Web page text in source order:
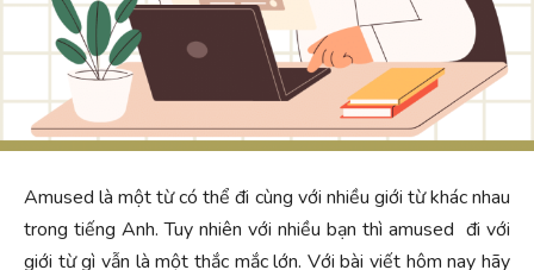
Amused là một từ có thể đi cùng với nhiều giới từ khác nhau
trong tiếng Anh. Tuy nhiên với nhiều bạn thì amused đi với
giới từ gì vẫn là một thắc mắc lớn. Với bài viết hôm nay hãy